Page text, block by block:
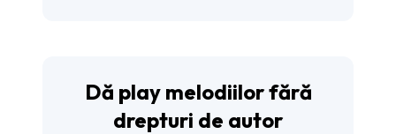
Dă play melodiilor fără
drepturi de autor